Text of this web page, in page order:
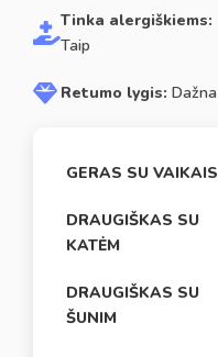
Tinka alergiškiems:
Taip
Retumo lygis: Dažna
GERAS SU VAIKAIS
DRAUGIŠKAS SU
KATĖM
DRAUGIŠKAS SU
ŠUNIM